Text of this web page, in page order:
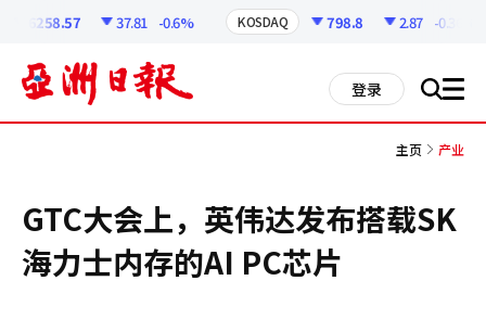
6258.57 37.81 -0.6% KOSDAQ 798.8 2.87 -0.36%
登录 搜 all
主页 产业
GTC大会上，英伟达发布搭载SK
海力士内存的AI PC芯片